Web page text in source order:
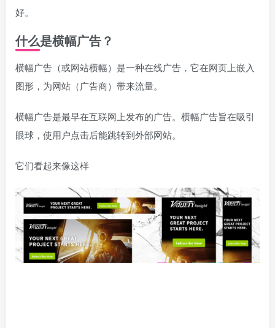
好。
什么是横幅广告？
横幅广告（或网站横幅）是一种在线广告，它在网页上嵌入
图形，为网站（广告商）带来流量。
横幅广告是最早在互联网上发布的广告。横幅广告旨在吸引
眼球，使用户点击后能跳转到外部网站。
它们看起来像这样